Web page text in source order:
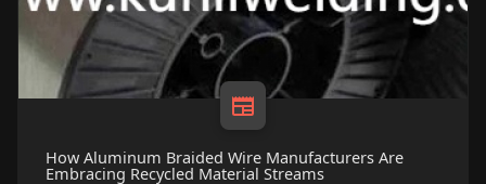
How Aluminum Braided Wire Manufacturers Are
Embracing Recycled Material Streams